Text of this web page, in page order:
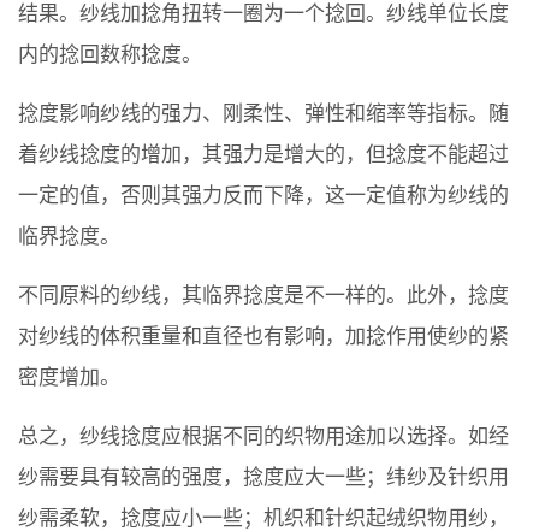
结果。纱线加捻角扭转一圈为一个捻回。纱线单位长度
内的捻回数称捻度。
捻度影响纱线的强力、刚柔性、弹性和缩率等指标。随
着纱线捻度的增加，其强力是增大的，但捻度不能超过
一定的值，否则其强力反而下降，这一定值称为纱线的
临界捻度。
不同原料的纱线，其临界捻度是不一样的。此外，捻度
对纱线的体积重量和直径也有影响，加捻作用使纱的紧
密度增加。
总之，纱线捻度应根据不同的织物用途加以选择。如经
纱需要具有较高的强度，捻度应大一些；纬纱及针织用
纱需柔软，捻度应小一些；机织和针织起绒织物用纱，